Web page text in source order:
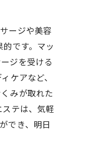
ージや美容
です。マッ
ジを受ける
ケアなど、
みが取れた
テは、気軽
でき、明日